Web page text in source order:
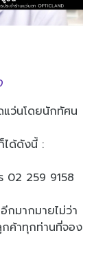
แว่นโดยนักทัศน
ได้ดังนี้ :
02 259 9158
กมากมายไม่ว่า
กค้าทุกท่านที่จอง